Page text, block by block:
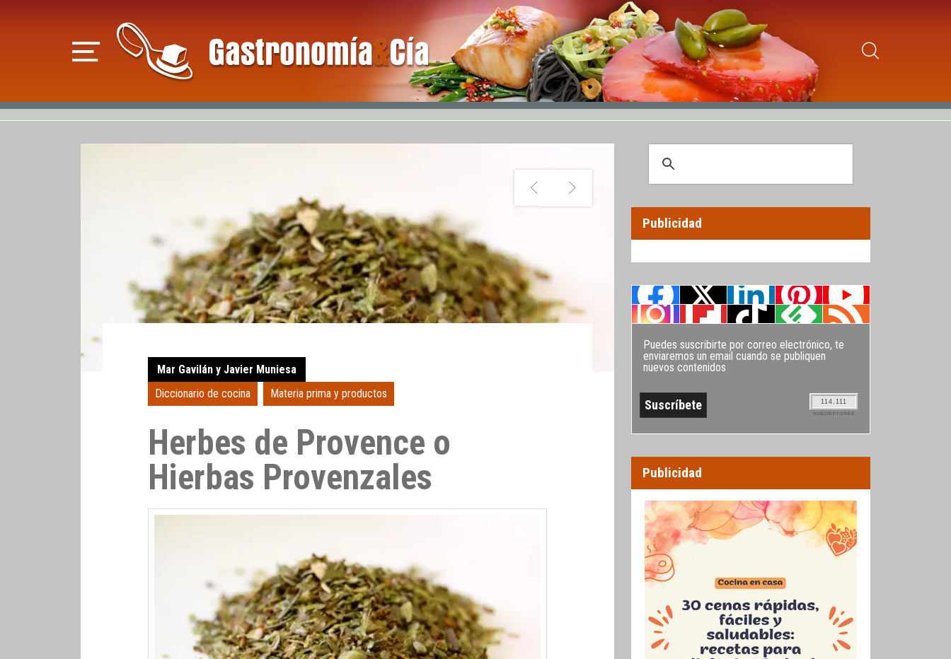
Mar Gavilán y Javier Muniesa
Diccionario de cocina
Materia prima y productos
Herbes de Provence o
Hierbas Provenzales
Publicidad
Puedes suscribirte por correo electrónico, te
enviaremos un email cuando se publiquen
nuevos contenidos
114.111
SUSCRIPTORES
Publicidad